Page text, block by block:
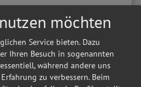
möchten
Service bieten. Dazu
Ihren Besuch in sogenannten
während andere uns
zu verbessern. Beim